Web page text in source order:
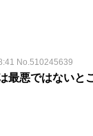
No.510245639
最悪ではないと